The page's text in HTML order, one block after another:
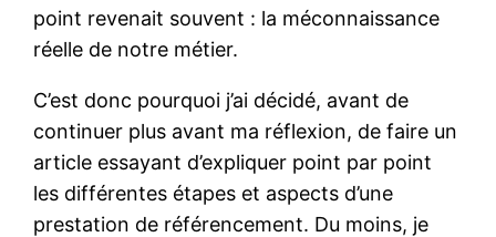
point revenait souvent : la méconnaissance
réelle de notre métier.
C’est donc pourquoi j’ai décidé, avant de
continuer plus avant ma réflexion, de faire un
article essayant d’expliquer point par point
les différentes étapes et aspects d’une
prestation de référencement. Du moins, je